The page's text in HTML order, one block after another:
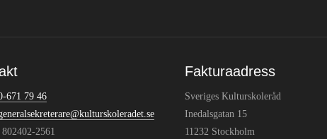
671 79 46
2561
Fakturaadress
Sveriges Kulturskoleråd
Inedalsgatan 15
11232 Stockholm